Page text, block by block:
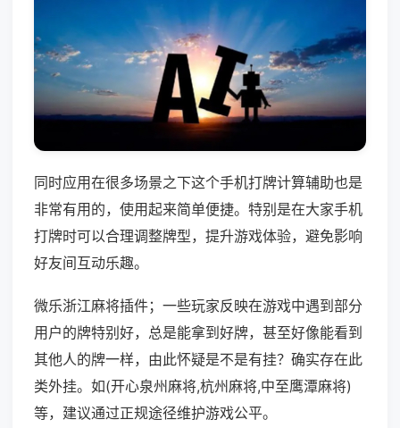
同时应用在很多场景之下这个手机打牌计算辅助也是
非常有用的，使用起来简单便捷。特别是在大家手机
打牌时可以合理调整牌型，提升游戏体验，避免影响
好友间互动乐趣。
微乐浙江麻将插件；一些玩家反映在游戏中遇到部分
用户的牌特别好，总是能拿到好牌，甚至好像能看到
其他人的牌一样，由此怀疑是不是有挂？确实存在此
类外挂。如(开心泉州麻将,杭州麻将,中至鹰潭麻将)
等，建议通过正规途径维护游戏公平。